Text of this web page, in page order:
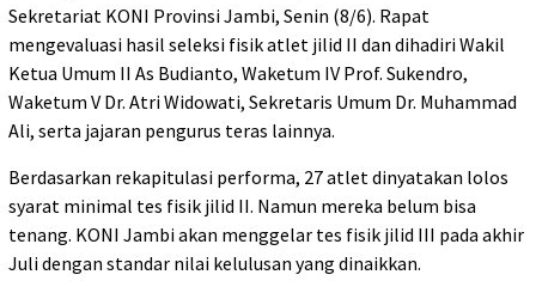
Sekretariat KONI Provinsi Jambi, Senin (8/6). Rapat
mengevaluasi hasil seleksi fisik atlet jilid II dan dihadiri Wakil
Ketua Umum II As Budianto, Waketum IV Prof. Sukendro,
Waketum V Dr. Atri Widowati, Sekretaris Umum Dr. Muhammad
Ali, serta jajaran pengurus teras lainnya.
Berdasarkan rekapitulasi performa, 27 atlet dinyatakan lolos
syarat minimal tes fisik jilid II. Namun mereka belum bisa
tenang. KONI Jambi akan menggelar tes fisik jilid III pada akhir
Juli dengan standar nilai kelulusan yang dinaikkan.